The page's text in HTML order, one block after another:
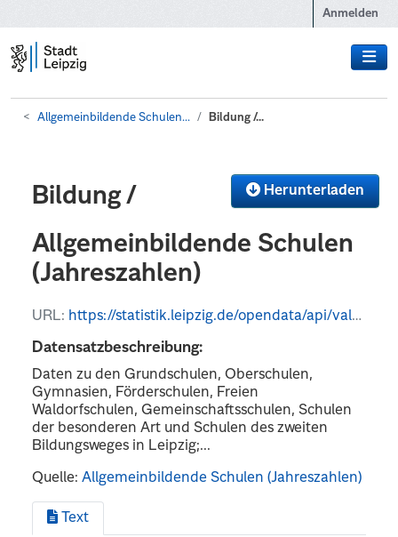
Anmelden
Allgemeinbildende Schulen... Bildung /...
Herunterladen
Bildung /
Allgemeinbildende Schulen
(Jahreszahlen)
URL: https://statistik.leipzig.de/opendata/api/values?kategorie_nr=5&rubrik_nr=1&periode=y&format=json
Datensatzbeschreibung:
Daten zu den Grundschulen, Oberschulen,
Gymnasien, Förderschulen, Freien
Waldorfschulen, Gemeinschaftsschulen, Schulen
der besonderen Art und Schulen des zweiten
Bildungsweges in Leipzig;...
Quelle:Allgemeinbildende Schulen (Jahreszahlen)
Text